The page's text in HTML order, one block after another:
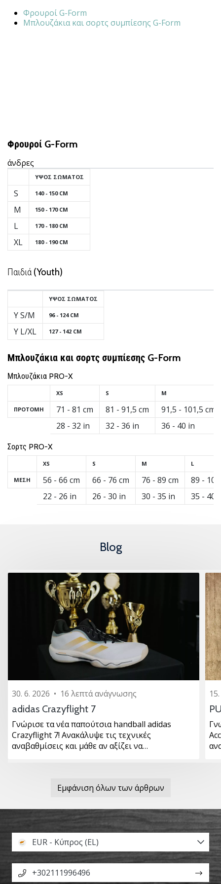
νέα
παπούτσια
και
μάθε
αν
αξίζει…
25. 11. 2024
•
6 λεπτά ανάγνωσης
Γίνετε
πρεσβευτής
της
μάρκας
χάντμπολ
Είσαι
λάτρης
του
όπως
εμείς;
Γίνε
πρεσβευτής/
πρέσβειρα
της
Εμφάνιση
όλων
Φρουροί G-Form
Μπλουζάκια και σορτς συμπίεσης G-Form
Φρουροί G-Form
άνδρες
S
M
L
XL
ΎΨΟΣ ΣΏΜΑΤΟΣ
140 - 150 CM
150 - 170 CM
170 - 180 CM
180 - 190 CM
Παιδιά (Youth)
Y S/M
Y L/XL
ΎΨΟΣ ΣΏΜΑΤΟΣ
96 - 124 CM
127 - 142 CM
Μπλουζάκια και σορτς συμπίεσης G-Form
Μπλουζάκια PRO-X
ΠΡΟΤΟΜΉ
XS
71 - 81 cm
28 - 32 in
S
81 - 91,5 cm
32 - 36 in
M
91,5 - 101,5 cm
36 - 40 in
Σορτς PRO-X
ΜΈΣΗ
XS
56 - 66 cm
22 - 26 in
S
66 - 76 cm
26 - 30 in
M
76 - 89 cm
30 - 35 in
L
89 -
35 - 40
Blog
30. 6. 2026 • 16 λεπτά ανάγνωσης
adidas Crazyflight 7
Γνώρισε τα νέα παπούτσια handball adidas
Crazyflight 7! Ανακάλυψε τις τεχνικές
αναβαθμίσεις και μάθε αν αξίζει να…
Εμφάνιση όλων των άρθρων
EUR - Κύπρος (EL)
+302111996496